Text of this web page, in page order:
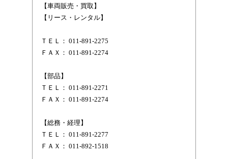
【車両販売・買取】
【リース・レンタル】
ＴＥＬ： 011-891-2275
ＦＡＸ： 011-891-2274
【部品】
ＴＥＬ： 011-891-2271
ＦＡＸ： 011-891-2274
【総務・経理】
ＴＥＬ： 011-891-2277
ＦＡＸ： 011-892-1518